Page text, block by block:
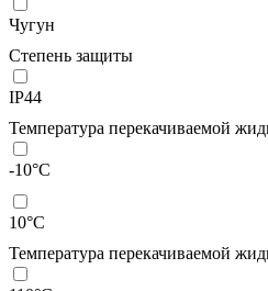
Чугун
Степень защиты
IP44
Температура перекачиваемой
-10°C
10°C
Температура перекачиваемой